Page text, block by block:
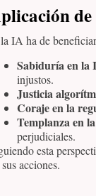
IA ha de
Sabiduría en la
injustos.
Justicia
Coraje en la
Templanza en
perjudiciales.
esta
acciones.